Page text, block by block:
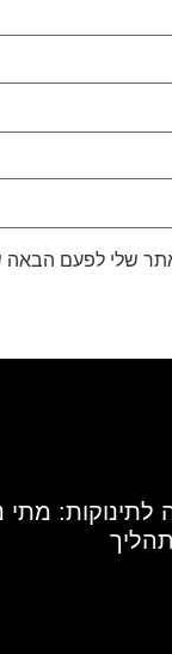
שלי לפעם הבאה
לתינוקות: מתי